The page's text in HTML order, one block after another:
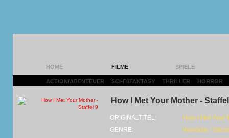
HOME FILME SPIELE
ACTION/ABENTEUER SCI-FI/FANTASY THRILLER HORROR
How I Met Your Mother -
ORIGINALTITEL:
How I Met Your
GENRE:
Komödie /